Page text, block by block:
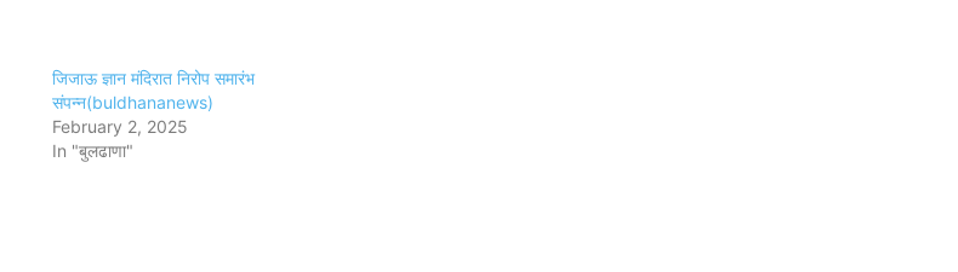
जिजाऊ ज्ञान मंदिरात निरोप समारंभ
संपन्न(buldhananews)
February 2, 2025
In "बुलढाणा"